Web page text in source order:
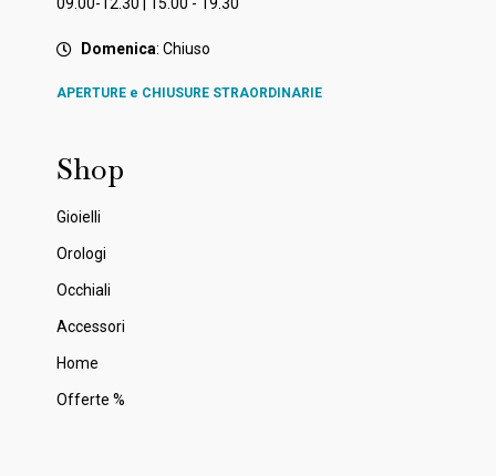
Domenica: Chiuso
APERTURE e CHIUSURE STRAORDINARIE
Shop
Gioielli
Orologi
Occhiali
Accessori
Home
Offerte %